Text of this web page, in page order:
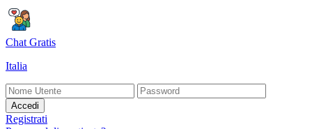
Chat Gratis
Italia
Accedi
Registrati